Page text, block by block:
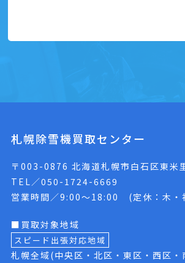
札幌除雪機買取センター
〒003-0876 北海道札幌市白石区東米
TEL／050-1724-6669
営業時間／9:00〜18:00 (定休：木・
■買取対象地域
スピード出張対応地域
札幌全域(中央区・北区・東区・西区・